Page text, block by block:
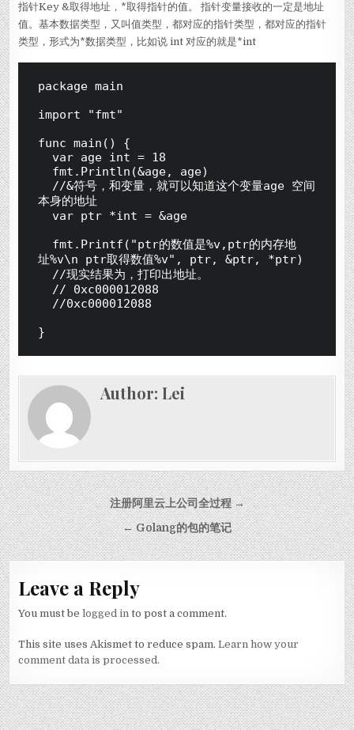
指针Key &取得地址，*取得指针的值。 指针变量接收的一定是地址
值。基本数据类型，又叫值类型，都对应的指针类型，都对应的指针
类型，形式为*数据类型，比如说 int 对应的就是*int
package main
import "fmt"
func main() {
本身的地址
址%v\n ptr取得数值%v", ptr, &ptr, *ptr)
}
Author:Lei
Post navigation注册阿里云上公司全过程 →
← Golang的包的笔记
Leave a Reply
You must belogged in to post a comment.
This site uses Akismet to reduce spam.Learn how your
comment data is processed.